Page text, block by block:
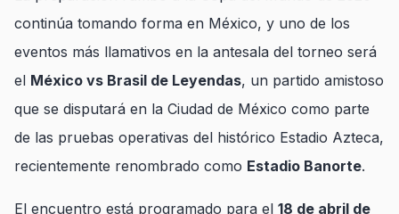
continúa tomando forma en México, y uno de los
eventos más llamativos en la antesala del torneo será
el México vs Brasil de Leyendas, un partido amistoso
que se disputará en la Ciudad de México como parte
de las pruebas operativas del histórico Estadio Azteca,
recientemente renombrado como Estadio Banorte.
El encuentro está programado para el 18 de abril de